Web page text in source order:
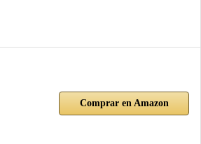
Comprar en Amazon